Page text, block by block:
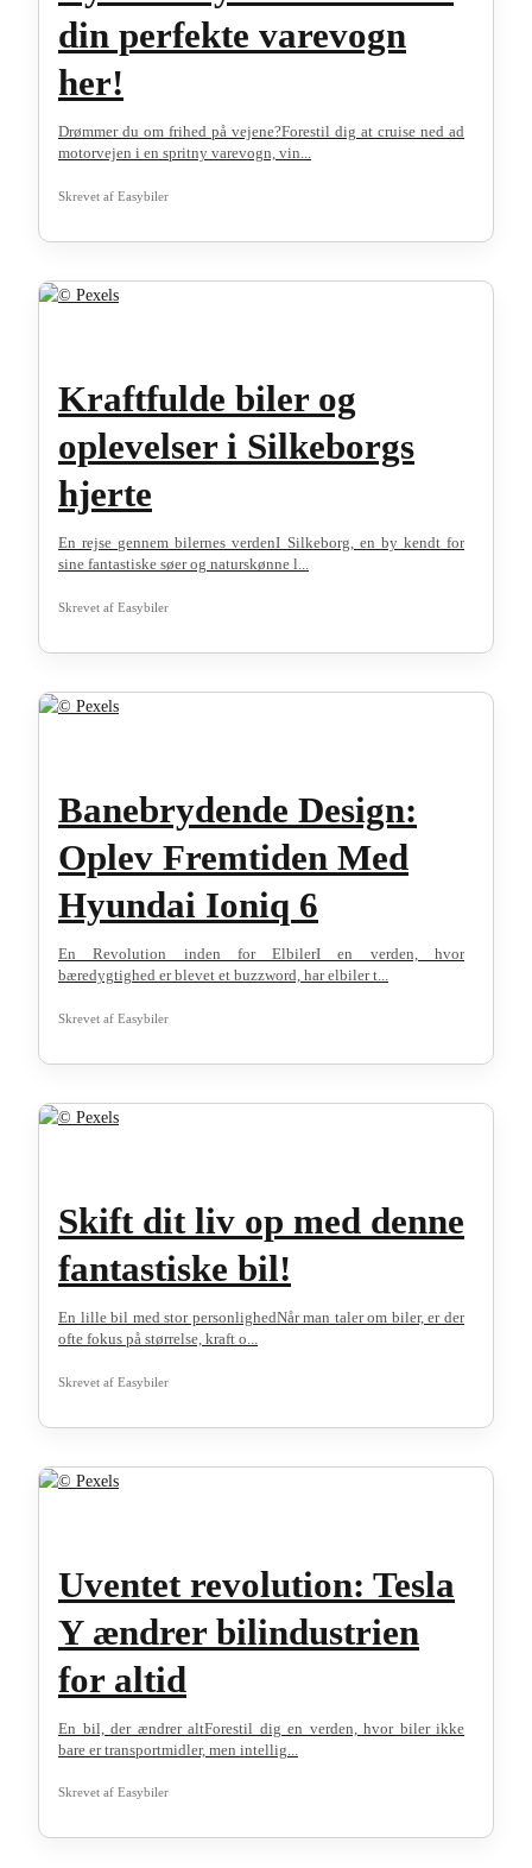
din perfekte varevogn
her!
Drømmer du om frihed på vejene?Forestil dig at cruise ned ad
motorvejen i en spritny varevogn, vin...
Skrevet af Easybiler
Kraftfulde biler og
oplevelser i Silkeborgs
hjerte
En rejse gennem bilernes verdenI Silkeborg, en by kendt for
sine fantastiske søer og naturskønne l...
Skrevet af Easybiler
Banebrydende Design:
Oplev Fremtiden Med
Hyundai Ioniq 6
En Revolution inden for ElbilerI en verden, hvor
bæredygtighed er blevet et buzzword, har elbiler t...
Skrevet af Easybiler
Skift dit liv op med denne
fantastiske bil!
En lille bil med stor personlighedNår man taler om biler, er der
ofte fokus på størrelse, kraft o...
Skrevet af Easybiler
Uventet revolution: Tesla
Y ændrer bilindustrien
for altid
En bil, der ændrer altForestil dig en verden, hvor biler ikke
bare er transportmidler, men intellig...
Skrevet af Easybiler